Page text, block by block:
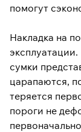
помогут
Накладка на
эксплуатации.
сумки
царапаются,
теряется
пороги не